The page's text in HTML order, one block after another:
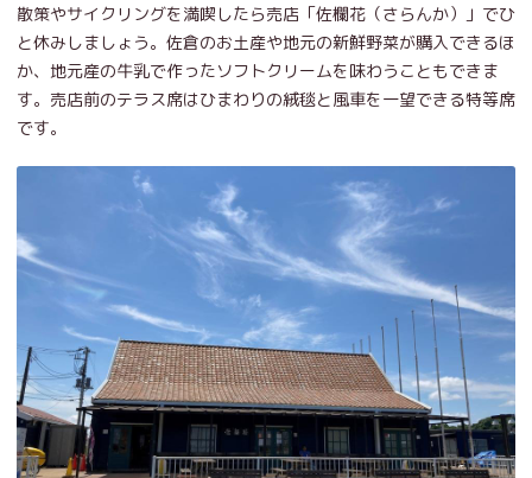
散策やサイクリングを満喫したら売店「佐欄花（さらんか）」でひ
と休みしましょう。佐倉のお土産や地元の新鮮野菜が購入できるほ
か、地元産の牛乳で作ったソフトクリームを味わうこともできま
す。売店前のテラス席はひまわりの絨毯と風車を一望できる特等席
です。